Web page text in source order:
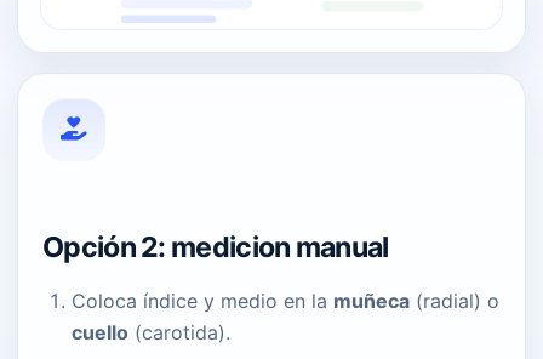
Opción 2: medicion manual
Coloca índice y medio en la muñeca (radial) o
cuello (carotida).